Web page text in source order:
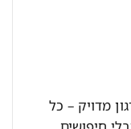
מדויק – כל